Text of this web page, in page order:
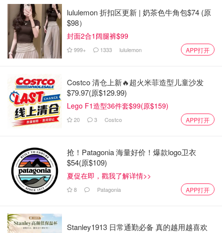
lululemon 折扣区更新 | 奶茶色牛角包$74 (原
$98）
封面2合1阔腿裤$99
999+ 1333 lululemon APP打开
Costco 清仓上新🔥超火米菲造型儿童沙发
$79.97(原$129.99)
Lego F1造型36件套$99(原$159)
20 3 Costco APP打开
抢！Patagonia 海量好价！爆款logo卫衣
$54(原$109)
夏促在即，戳我了解详情>>
8 Patagonia APP打开
Stanley1913 日常通勤必备 真的越用越喜欢